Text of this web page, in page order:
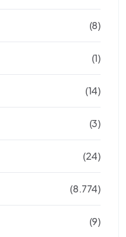
(8)
(1)
(14)
(3)
(24)
(8.774)
(9)